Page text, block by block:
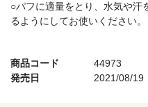
商品コード
44973
発売日
2021/08/19
○パフに適量をとり、水気や汗
るようにしてお使いください。